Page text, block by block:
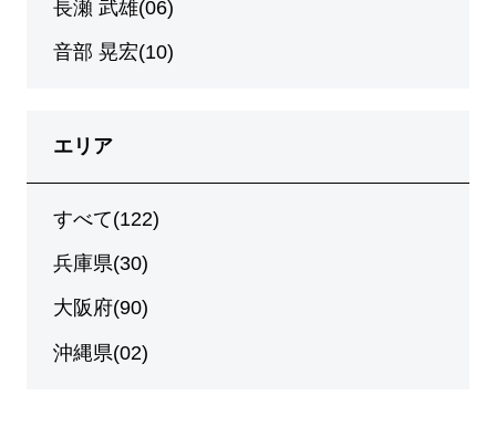
長瀬 武雄(06)
音部 晃宏(10)
エリア
すべて(122)
兵庫県(30)
大阪府(90)
沖縄県(02)